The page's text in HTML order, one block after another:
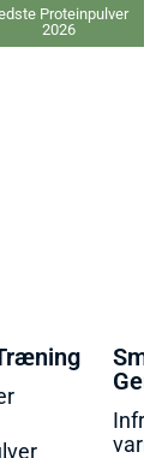
Proteinpulver
2026